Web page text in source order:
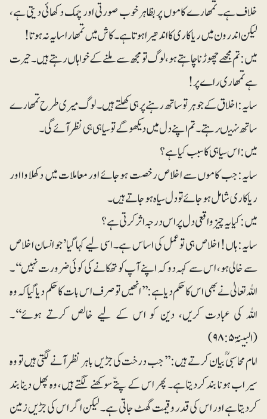
خلاف ہے۔ تمھارے کاموں پر بظاہر خوب صورتی اور چمک دکھائی دیتی ہے،
لیکن اندرون میں ریاکاری کا اندھیرا ہوتا ہے۔ کاش میں تمھارا سایہ نہ ہوتا!
میں: تم مجھے چھوڑنا چاہتے ہو، لوگ تو مجھ سے ملنے کے خواہاں رہتے ہیں۔ حیرت
ہے تمھاری راے پر!
سایہ: اخلاق کے جوہر تو ساتھ رہنے پر ہی کھلتے ہیں۔ لوگ میری طرح تمھارے
ساتھ نہیںرہتے۔ تم اپنے دل میں دیکھو گے تو سیاہی ہی نظر آئے گی۔
میں: اس سیاہی کا سبب کیا ہے؟
سایہ: جب کاموں سے اخلاص رخصت ہوجائے اور معاملات میں دکھلاوا اور
ریاکاری شامل ہوجائے تو دل سیاہ ہوجاتے ہیں۔
میں: کیا یہ چیز واقعی دل پر اس درجہ اثر کرتی ہے؟
سایہ: ہاں! اخلاص ہی تو عمل کی اساس ہے۔ اسی لیے کہا گیا ’جو انسان اخلاص
سے خالی ہو، اس سے کہہ دو کہ اپنے آپ کو تھکانے کی کوئی ضرورت نہیں‘‘۔
اللہ تعالیٰ نے بھی اس کا حکم دیا ہے: ’’انھیں تو صرف اس بات کا حکم دیا گیا کہ وہ
اللہ کی عبادت کریں، دین کو اس کے لیے خالص کرتے ہوئے‘‘۔
(البینۃ ۹۸:۵)
امام محاسبیؒ بیان کرتے ہیں: ’’ جب درخت کی جڑیں باہر نظر آنے لگتی ہیں تو وہ
سیراب ہونا بند کردیتا ہے۔ پھر اس کے پتّے سوکھنے لگتے ہیں، وہ پھل دینا بند
کردیتا ہے اور اس کی قدر وقیمت گھٹ جاتی ہے۔ لیکن اگر اس کی جڑیں زمین